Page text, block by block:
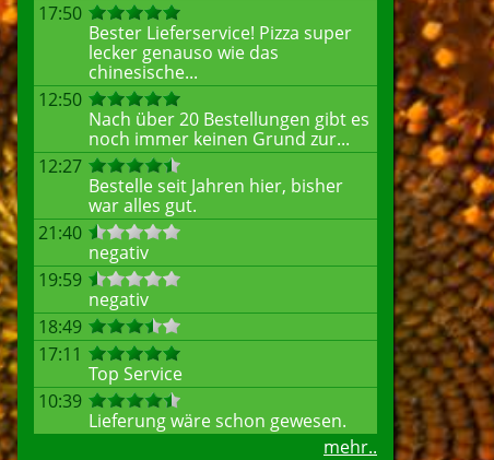
17:50
Bester Lieferservice! Pizza super
lecker genauso wie das
chinesische...
12:50
Nach über 20 Bestellungen gibt es
noch immer keinen Grund zur...
12:27
Bestelle seit Jahren hier, bisher
war alles gut.
21:40
negativ
19:59
negativ
18:49
17:11
Top Service
10:39
Lieferung wäre schon gewesen.
mehr..